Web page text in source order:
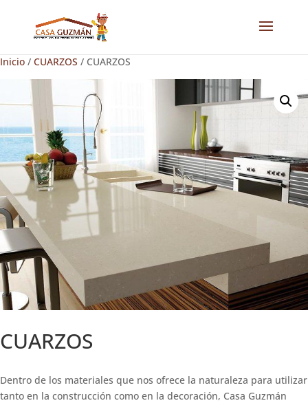
Inicio / CUARZOS / CUARZOS
CUARZOS
Dentro de los materiales que nos ofrece la naturaleza para utilizar
tanto en la construcción como en la decoración, Casa Guzmán